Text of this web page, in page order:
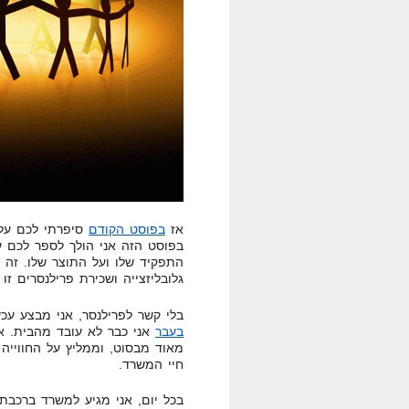
אז בפוסט הקודם
בפוסט הזה אני הולך לספר לכם
התפקיד שלו ועל התוצר שלו.
גלובליזצייה ושכירת פרילנסרים
בלי קשר לפרילנסר, אני מבצע
בעבר אני כבר לא עובד מהבית.
מאוד מבסוט, וממליץ על
חיי המשרד.